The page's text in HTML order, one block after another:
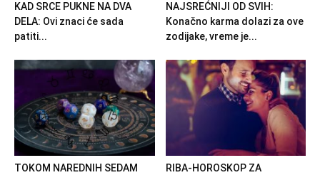
KAD SRCE PUKNE NA DVA
DELA: Ovi znaci će sada
patiti...
NAJSREĆNIJI OD SVIH:
Konačno karma dolazi za ove
zodijake, vreme je...
TOKOM NAREDNIH SEDAM
RIBA-HOROSKOP ZA